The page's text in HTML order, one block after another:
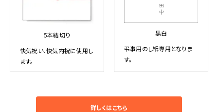
5本結切り
快気祝い、快気内祝に使用し
ます。
黒白
弔事用のし紙専用となりま
す。
詳しくはこちら